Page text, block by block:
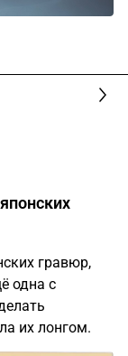
гравюр,
одна с
их лонгом.